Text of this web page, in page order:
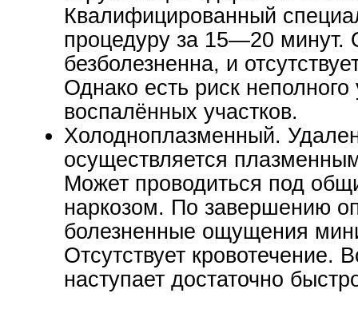
Квалифицированный
процедуру за 15—20 минут.
безболезненна, и
Однако есть риск
воспалённых участков.
Холодноплазменный.
осуществляется
Может проводиться под
наркозом. По завершению
болезненные ощущения
Отсутствует кровотечение.
наступает достаточно